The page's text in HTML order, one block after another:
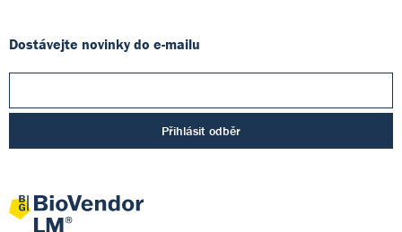
Dostávejte novinky do e-mailu
Přihlásit odběr